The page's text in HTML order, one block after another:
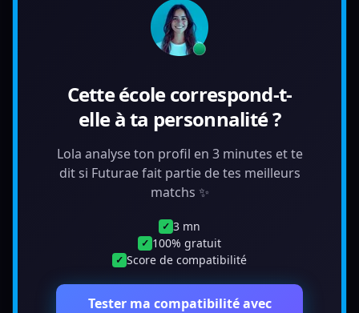
Cette école correspond-t-
elle à ta personnalité ?
Lola analyse ton profil en 3 minutes et te
dit si Futurae fait partie de tes meilleurs
matchs ✨
✓ 3 mn
✓ 100% gratuit
✓ Score de compatibilité
Tester ma compatibilité avec